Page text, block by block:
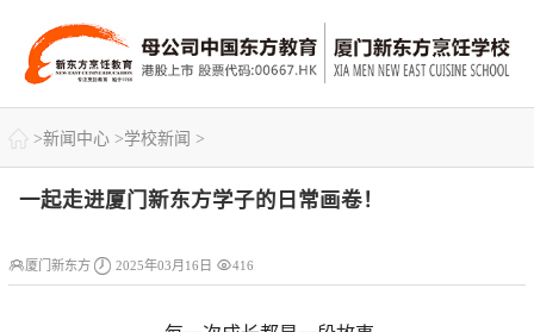
 >新闻中心 >学校新闻 >
一起走进厦门新东方学子的日常画卷！
厦门新东方  2025年03月16日 416